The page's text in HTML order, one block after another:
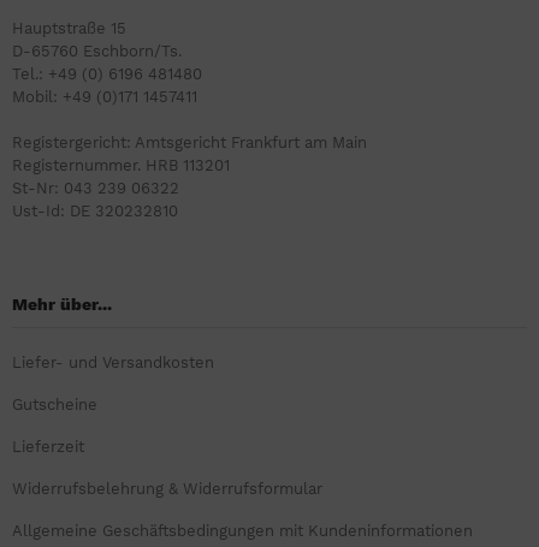
Hauptstraße 15
D-65760 Eschborn/Ts.
Tel.: +49 (0) 6196 481480
Mobil: +49 (0)171 1457411
Registergericht: Amtsgericht Frankfurt am Main
Registernummer. HRB 113201
St-Nr: 043 239 06322
Ust-Id: DE 320232810
Mehr über...
Liefer- und Versandkosten
Gutscheine
Lieferzeit
Widerrufsbelehrung & Widerrufsformular
Allgemeine Geschäftsbedingungen mit Kundeninformationen